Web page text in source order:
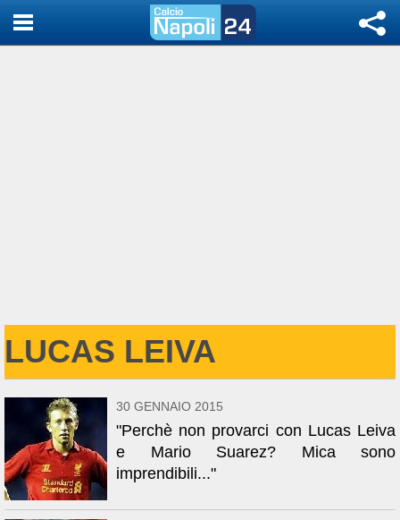
LUCAS LEIVA
30 GENNAIO 2015
"Perchè non provarci con Lucas Leiva
e Mario Suarez? Mica sono
imprendibili..."